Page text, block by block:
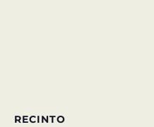
RECINTO